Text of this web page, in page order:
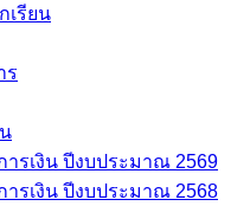
เรียน
ร
ารเงิน ปีงบประมาณ 2569
ารเงิน ปีงบประมาณ 2568